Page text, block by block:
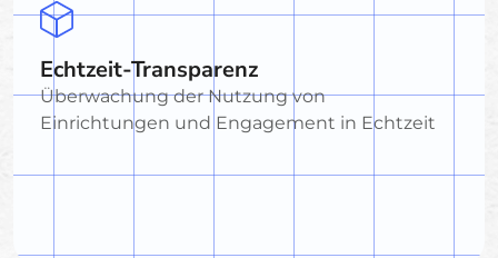
Echtzeit-Transparenz
Überwachung der Nutzung von
Einrichtungen und Engagement in Echtzeit